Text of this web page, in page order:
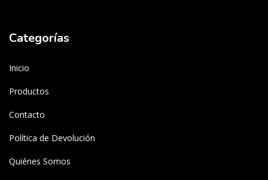
Categorías
Inicio
Productos
Contacto
Política de Devolución
Quiénes Somos